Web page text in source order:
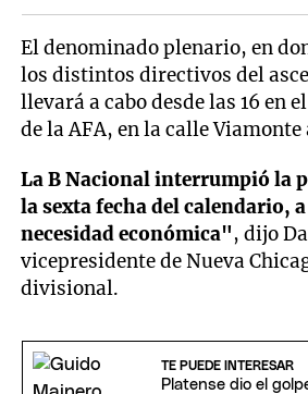
El denominado plenario, en
los distintos directivos del
llevará a cabo desde las 16 en
de la AFA, en la calle Viamonte
La B Nacional interrumpió la
la sexta fecha del calendario,
necesidad económica", dijo
vicepresidente de Nueva
divisional.
TE PUEDE INTERESAR
Platense dio el